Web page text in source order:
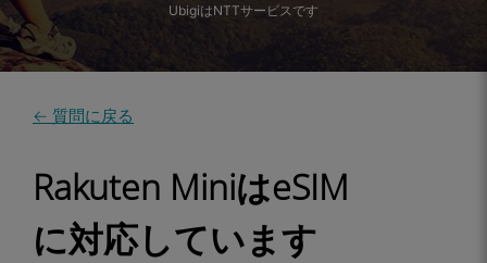
UbigiはNTTサービスです
← 質問に戻る
Rakuten MiniはeSIM
に対応しています